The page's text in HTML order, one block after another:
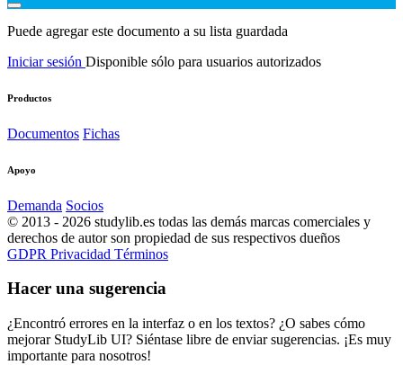
Puede agregar este documento a su lista guardada
Iniciar sesión Disponible sólo para usuarios autorizados
Productos
Documentos Fichas
Apoyo
Demanda Socios
© 2013 - 2026 studylib.es todas las demás marcas comerciales y
derechos de autor son propiedad de sus respectivos dueños
GDPR Privacidad Términos
Hacer una sugerencia
¿Encontró errores en la interfaz o en los textos? ¿O sabes cómo
mejorar StudyLib UI? Siéntase libre de enviar sugerencias. ¡Es muy
importante para nosotros!